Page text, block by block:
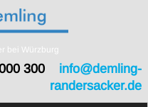
bei Würzburg
300 info@demling-
randersacker.de